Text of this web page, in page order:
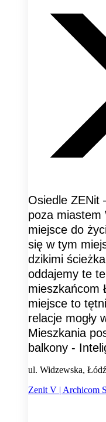
Osiedle ZENit
poza miastem
miejsce do
się w tym
dzikimi
oddajemy te
mieszkańcom
miejsce to
relacje mogły
Mieszkania
balkony -
ul. Widzewska, Łódź
Zenit V | Archicom